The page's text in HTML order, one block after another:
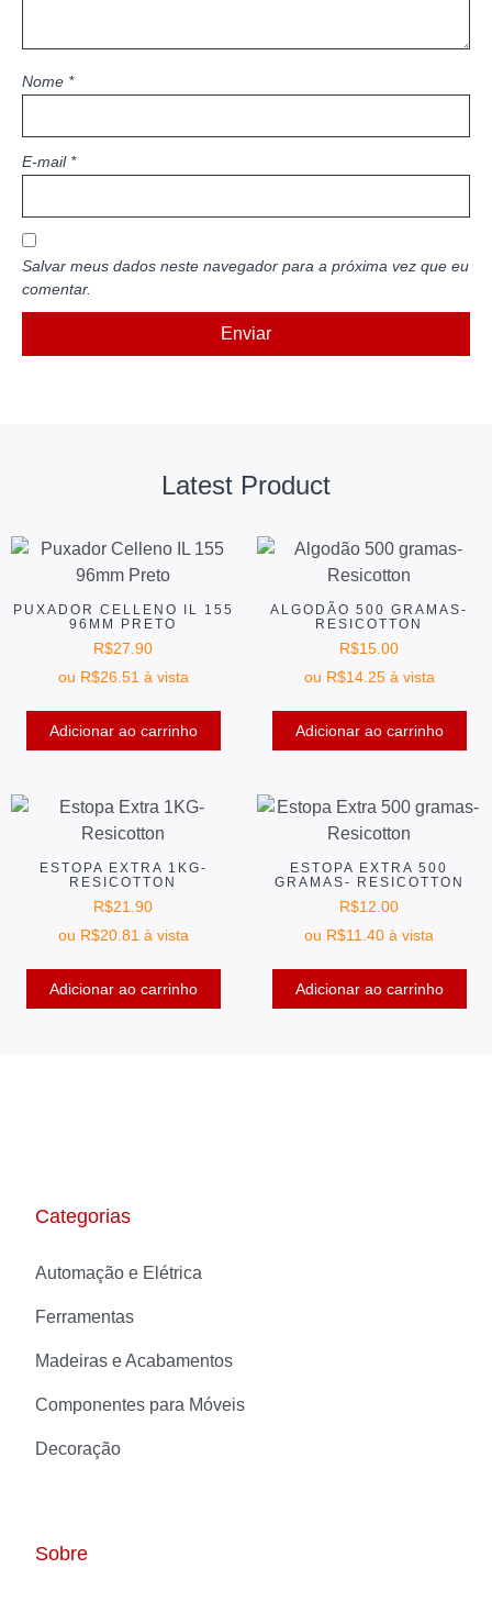
Nome *
E-mail *
Salvar meus dados neste navegador para a próxima vez que eu
comentar.
Latest Product
PUXADOR CELLENO IL 155
96MM PRETO
R$27.90
ou R$26.51 à vista
Adicionar ao carrinho
ALGODÃO 500 GRAMAS-
RESICOTTON
R$15.00
ou R$14.25 à vista
Adicionar ao carrinho
ESTOPA EXTRA 1KG-
RESICOTTON
R$21.90
ou R$20.81 à vista
Adicionar ao carrinho
ESTOPA EXTRA 500
GRAMAS- RESICOTTON
R$12.00
ou R$11.40 à vista
Adicionar ao carrinho
Categorias
Automação e Elétrica
Ferramentas
Madeiras e Acabamentos
Componentes para Móveis
Decoração
Sobre